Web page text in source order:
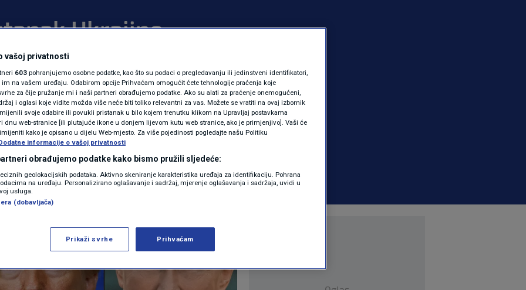
MAGAZIN
KOLUMNE
N1(DIS)INFO
KLIMATSKE PROMJENE
FOTO
VIDEO
Ukrajine,
u UAE-u
SVIJET | 2 komentara
Više
vašoj privatnosti
603 pohranjujemo osobne podatke, kao što su podaci o pregledavanju ili jedinstveni identifikatori,
na vašem uređaju. Odabirom opcije Prihvaćam omogućit ćete tehnologije praćenja koje
za čije pružanje mi i naši partneri obrađujemo podatke. Ako su alati za praćenje onemogućeni,
i oglasi koje vidite možda više neće biti toliko relevantni za vas. Možete se vratiti na ovaj izbornik
svoje odabire ili povukli pristanak u bilo kojem trenutku klikom na Upravljaj postavkama
dnu web-stranice [ili plutajuće ikone u donjem lijevom kutu web stranice, ako je primjenjivo]. Vaši će
kako je opisano u dijelu Web-mjesto. Za više pojedinosti pogledajte našu Politiku
informacije o vašoj privatnosti
obrađujemo podatke kako bismo pružili sljedeće:
geolokacijskih podataka. Aktivno skeniranje karakteristika uređaja za identifikaciju. Pohrana
na uređaju. Personalizirano oglašavanje i sadržaj, mjerenje oglašavanja i sadržaja, uvidi u
usluga.
(dobavljača)
Prikaži svrhe Prihvaćam